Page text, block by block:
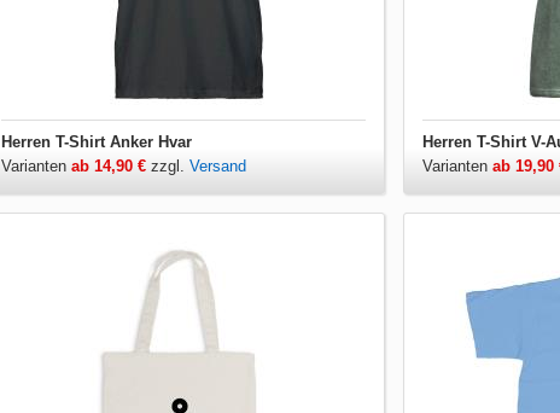
Herren T-Shirt Anker Hvar
Varianten ab 14,90 €zzgl. Versand
Herren T-Shirt V-
Variantenab 19,90